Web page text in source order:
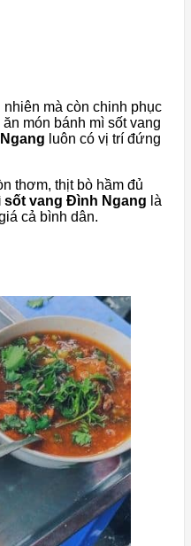
mà còn chinh phục
món bánh mì sốt vang
luôn có vị trí đứng
thơm, thịt bò hầm đủ
sốt vang Đình Ngang là
cả bình dân.